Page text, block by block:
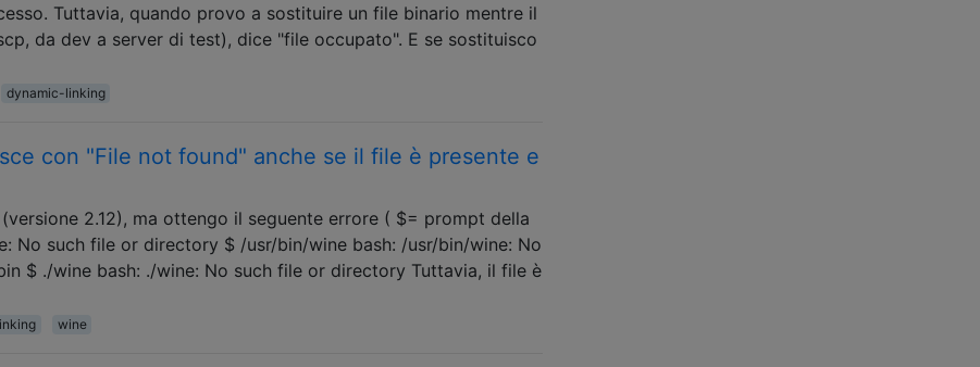
Tuttavia, quando provo a sostituire un file binario mentre il
da dev a server di test), dice "file occupato". E se sostituisco
dynamic-linking
con "File not found" anche se il file è presente e
2.12), ma ottengo il seguente errore ( $= prompt della
No such file or directory $ /usr/bin/wine bash: /usr/bin/wine: No
$ ./wine bash: ./wine: No such file or directory Tuttavia, il file è
wine